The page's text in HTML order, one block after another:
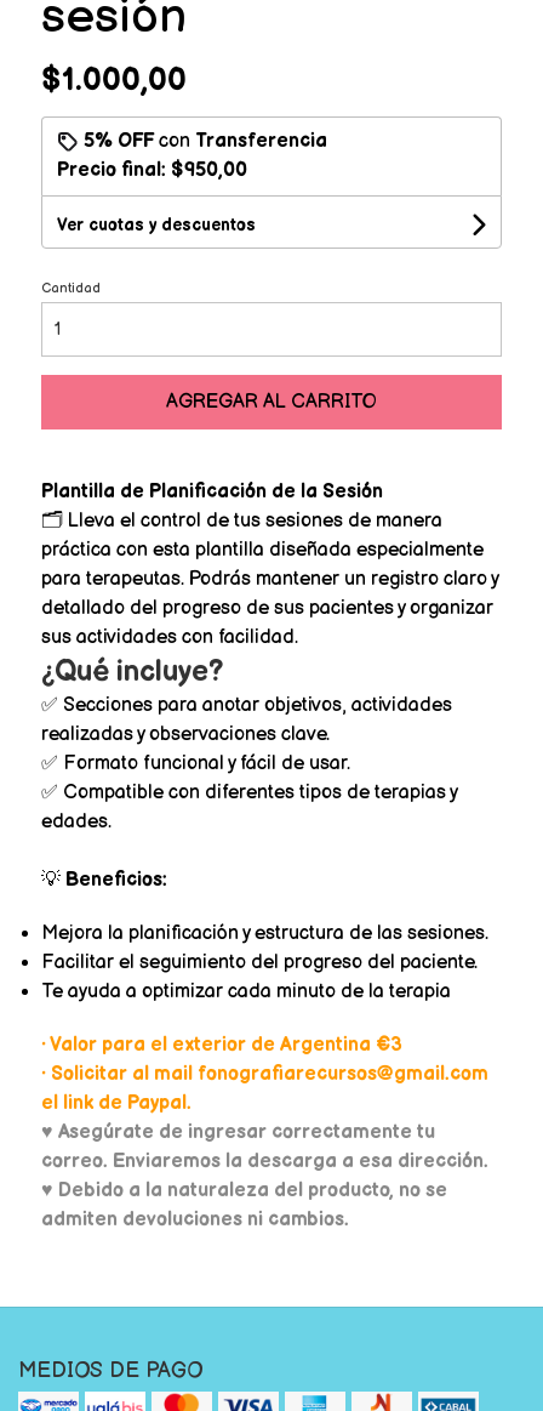
sesión
$1.000,00
5% OFFcon Transferencia
Precio final: $950,00
Ver cuotas y descuentos
Cantidad
AGREGAR AL CARRITO
Plantilla de Planificación de la Sesión
🗂️ Lleva el control de tus sesiones de manera
práctica con esta plantilla diseñada especialmente
para terapeutas. Podrás mantener un registro claro y
detallado del progreso de sus pacientes y organizar
sus actividades con facilidad.
¿Qué incluye?
✅ Secciones para anotar objetivos, actividades
realizadas y observaciones clave.
✅ Formato funcional y fácil de usar.
✅ Compatible con diferentes tipos de terapias y
edades.
💡 Beneficios:
Mejora la planificación y estructura de las sesiones.
Facilitar el seguimiento del progreso del paciente.
Te ayuda a optimizar cada minuto de la terapia
• Valor para el exterior de Argentina €3
• Solicitar al mail fonografiarecursos@gmail.com
el link de Paypal.
♥ Asegúrate de ingresar correctamente tu
correo. Enviaremos la descarga a esa dirección.
♥ Debido a la naturaleza del producto, no se
admiten devoluciones ni cambios.
MEDIOS DE PAGO